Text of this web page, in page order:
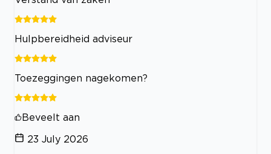
Hulpbereidheid adviseur
Toezeggingen nagekomen?
Beveelt aan
23 July 2026